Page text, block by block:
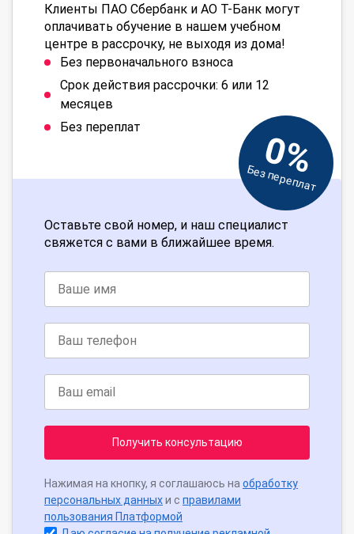
Клиенты ПАО Сбербанк и АО Т-Банк могут
оплачивать обучение в нашем учебном
центре в рассрочку, не выходя из дома!
Без первоначального взноса
Срок действия рассрочки: 6 или 12
месяцев
Без переплат
0%
Без переплат
Оставьте свой номер, и наш специалист
свяжется с вами в ближайшее время.
Получить консультацию
Нажимая на кнопку, я соглашаюсь на обработку
персональных данныхи с правилами
пользования Платформой